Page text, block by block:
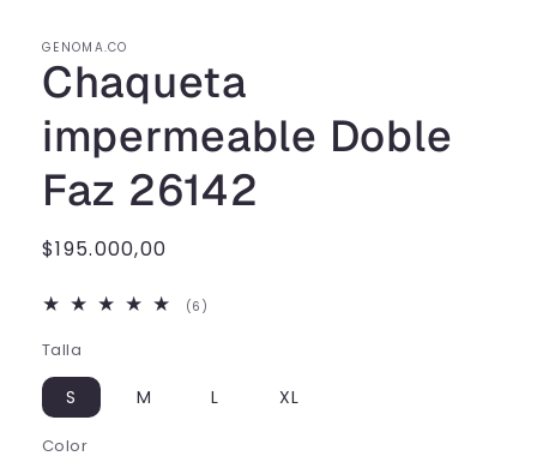
GENOMA.CO
Chaqueta
impermeable Doble
Faz 26142
Precio
$195.000,00
(6)
Talla
S M L XL
Color